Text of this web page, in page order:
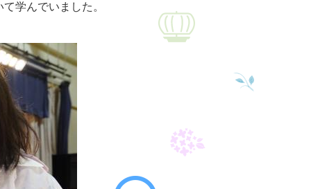
学んでいました。